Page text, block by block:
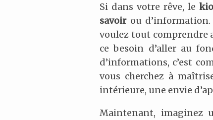
Si dans votre rêve, le
savoirou d’information.
voulez tout comprendre
ce besoin d’aller au
d’informations, c’est
vous cherchez à
intérieure, une envie
Maintenant, imaginez